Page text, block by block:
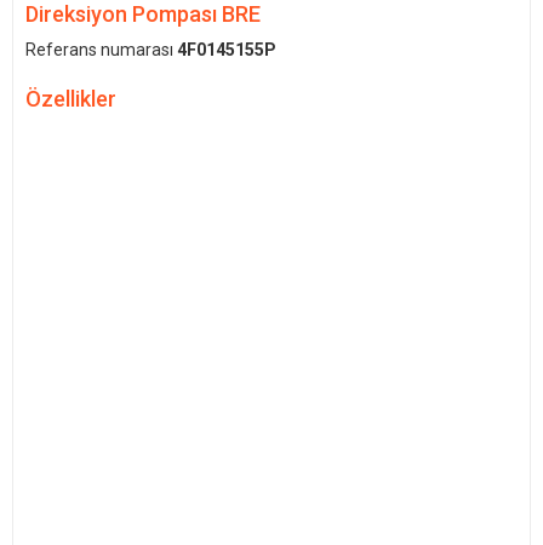
Direksiyon Pompası BRE
Referans numarası 4F0145155P
Özellikler